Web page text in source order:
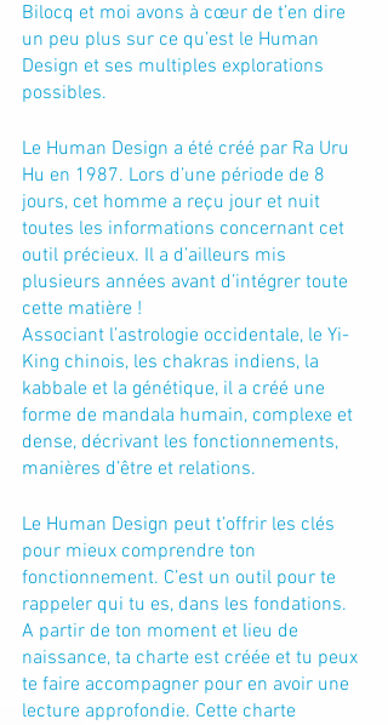
Bilocq et moi avons à cœur de t’en dire
un peu plus sur ce qu’est le Human
Design et ses multiples explorations
possibles.
Le Human Design a été créé par Ra Uru
Hu en 1987. Lors d’une période de 8
jours, cet homme a reçu jour et nuit
toutes les informations concernant cet
outil précieux. Il a d’ailleurs mis
plusieurs années avant d’intégrer toute
cette matière !
Associant l’astrologie occidentale, le Yi-
King chinois, les chakras indiens, la
kabbale et la génétique, il a créé une
forme de mandala humain, complexe et
dense, décrivant les fonctionnements,
manières d’être et relations.
Le Human Design peut t’offrir les clés
pour mieux comprendre ton
fonctionnement. C’est un outil pour te
rappeler qui tu es, dans les fondations.
A partir de ton moment et lieu de
naissance, ta charte est créée et tu peux
te faire accompagner pour en avoir une
lecture approfondie. Cette charte